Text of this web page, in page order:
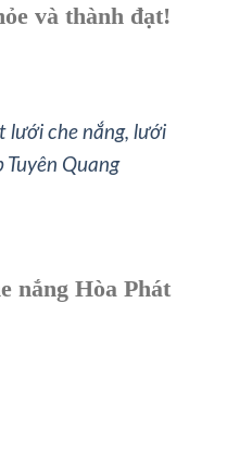
và thành đạt!
lưới che nắng, lưới
Tuyên Quang
nắng Hòa Phát